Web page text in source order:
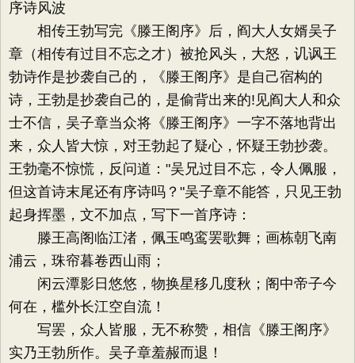
序诗风波
相传王勃写完《滕王阁序》后，阎大人女婿吴子
章（相传有过目不忘之才）被抢风头，大怒，讥讽王
勃诗作是抄袭自己的，《滕王阁序》是自己宿构的
诗，王勃是抄袭自己的，是偷背出来的!见阎大人和众
士不信，吴子章当众将《滕王阁序》一字不落地背出
来，众人皆大惊，对王勃起了疑心，怀疑王勃抄袭。
王勃毫不惊慌，反问道："吴兄过目不忘，令人佩服，
但这首诗末尾还有序诗吗？"吴子章不能答，只见王勃
起身挥墨，文不加点，写下一首序诗：
滕王高阁临江渚，佩玉鸣鸾罢歌舞；画栋朝飞南
浦云，珠帘暮卷西山雨；
闲云潭影日悠悠，物换星移几度秋；阁中帝子今
何在，槛外长江空自流！
写罢，众人皆服，无不称赞，相信《滕王阁序》
实乃王勃所作。吴子章羞赧而退！